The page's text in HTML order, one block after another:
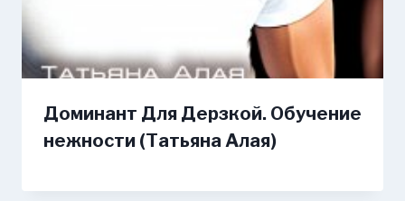
Доминант Для Дерзкой. Обучение
нежности (Татьяна Алая)